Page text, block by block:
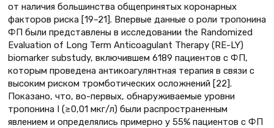
от наличия большинства общепринятых коронарных
факторов риска [19–21]. Впервые данные о роли тропонина
ФП были представлены в исследовании the Randomized
Evaluation of Long Term Anticoagulant Therapy (RE-LY)
biomarker substudy, включившем 6189 пациентов с ФП,
которым проведена антикоагулянтная терапия в связи с
высоким риском тромботических осложнений [22].
Показано, что, во-первых, обнаруживаемые уровни
тропонина I (≥0,01 мкг/л) были распространенным
явлением и определялись примерно у 55% пациентов с ФП